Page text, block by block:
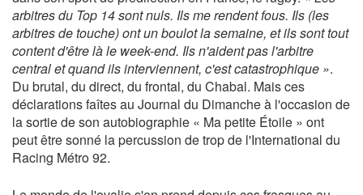
arbitres du Top 14 sont nuls. Ils me rendent fous. Ils (les
arbitres de touche) ont un boulot la semaine, et ils sont tout
content d'être là le week-end. Ils n'aident pas l'arbitre
central et quand ils interviennent, c'est catastrophique ».
Du brutal, du direct, du frontal, du Chabal. Mais ces
déclarations faîtes au Journal du Dimanche à l'occasion de
la sortie de son autobiographie « Ma petite Étoile » ont
peut être sonné la percussion de trop de l'International du
Racing Métro 92.